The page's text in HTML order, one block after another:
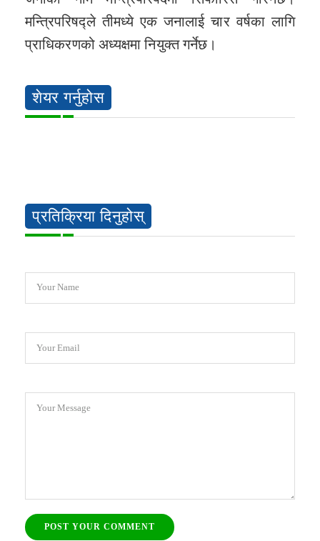
मन्त्रिपरिषद्ले तीमध्ये एक जनालाई चार वर्षका लागि
प्राधिकरणको अध्यक्षमा नियुक्त गर्नेछ।
शेयर गर्नुहोस
प्रतिक्रिया दिनुहोस्
Your Name
Your Email
Your Message
POST YOUR COMMENT